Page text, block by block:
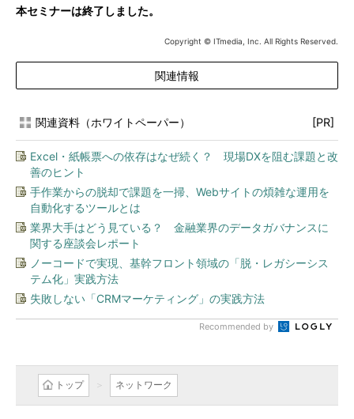
本セミナーは終了しました。
Copyright © ITmedia, Inc. All Rights Reserved.
関連情報
関連資料（ホワイトペーパー） [PR]
Excel・紙帳票への依存はなぜ続く？ 現場DXを阻む課題と改
善のヒント
手作業からの脱却で課題を一掃、Webサイトの煩雑な運用を
自動化するツールとは
業界大手はどう見ている？ 金融業界のデータガバナンスに
関する座談会レポート
ノーコードで実現、基幹フロント領域の「脱・レガシーシス
テム化」実践方法
失敗しない「CRMマーケティング」の実践方法
Recommended by
トップ ネットワーク